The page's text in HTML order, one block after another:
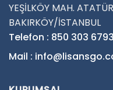
YEŞİLKÖY MAH.
BAKIRKÖY/İSTANBUL
Telefon : 850 303 6793
Mail :